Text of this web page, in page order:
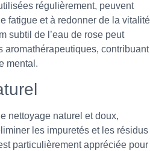
régulièrement, peuvent
fatigue et à redonner de la vitalité
subtil de l’eau de rose peut
aromathérapeutiques, contribuant
mental.
nettoyage naturel et doux,
les impuretés et les résidus
particulièrement appréciée pour